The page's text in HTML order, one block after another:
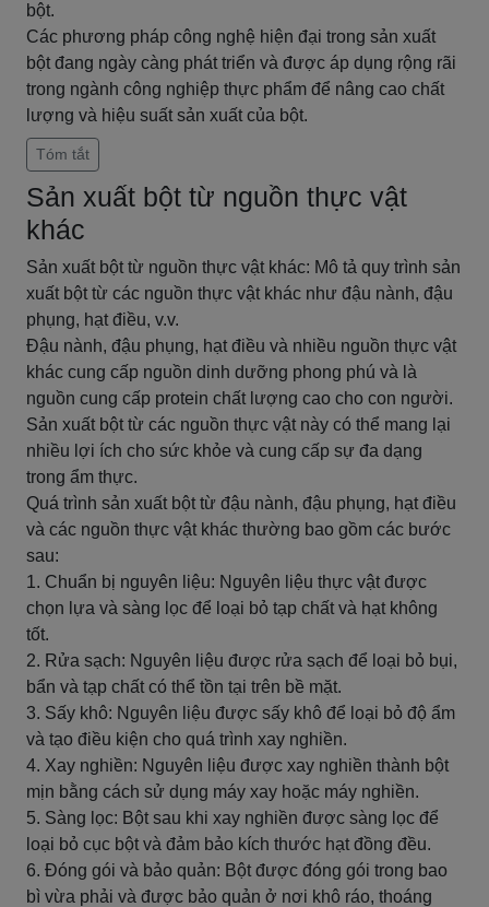
bột.
Các phương pháp công nghệ hiện đại trong sản xuất
bột đang ngày càng phát triển và được áp dụng rộng rãi
trong ngành công nghiệp thực phẩm để nâng cao chất
lượng và hiệu suất sản xuất của bột.
Tóm tắt
Sản xuất bột từ nguồn thực vật
khác
Sản xuất bột từ nguồn thực vật khác: Mô tả quy trình sản
xuất bột từ các nguồn thực vật khác như đậu nành, đậu
phụng, hạt điều, v.v.
Đậu nành, đậu phụng, hạt điều và nhiều nguồn thực vật
khác cung cấp nguồn dinh dưỡng phong phú và là
nguồn cung cấp protein chất lượng cao cho con người.
Sản xuất bột từ các nguồn thực vật này có thể mang lại
nhiều lợi ích cho sức khỏe và cung cấp sự đa dạng
trong ẩm thực.
Quá trình sản xuất bột từ đậu nành, đậu phụng, hạt điều
và các nguồn thực vật khác thường bao gồm các bước
sau:
1. Chuẩn bị nguyên liệu: Nguyên liệu thực vật được
chọn lựa và sàng lọc để loại bỏ tạp chất và hạt không
tốt.
2. Rửa sạch: Nguyên liệu được rửa sạch để loại bỏ bụi,
bẩn và tạp chất có thể tồn tại trên bề mặt.
3. Sấy khô: Nguyên liệu được sấy khô để loại bỏ độ ẩm
và tạo điều kiện cho quá trình xay nghiền.
4. Xay nghiền: Nguyên liệu được xay nghiền thành bột
mịn bằng cách sử dụng máy xay hoặc máy nghiền.
5. Sàng lọc: Bột sau khi xay nghiền được sàng lọc để
loại bỏ cục bột và đảm bảo kích thước hạt đồng đều.
6. Đóng gói và bảo quản: Bột được đóng gói trong bao
bì vừa phải và được bảo quản ở nơi khô ráo, thoáng